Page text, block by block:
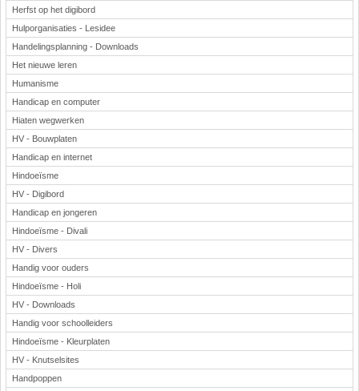
Herfst op het digibord
Hulporganisaties - Lesidee
Handelingsplanning - Downloads
Het nieuwe leren
Humanisme
Handicap en computer
Hiaten wegwerken
HV - Bouwplaten
Handicap en internet
Hindoeïsme
HV - Digibord
Handicap en jongeren
Hindoeïsme - Divali
HV - Divers
Handig voor ouders
Hindoeïsme - Holi
HV - Downloads
Handig voor schoolleiders
Hindoeïsme - Kleurplaten
HV - Knutselsites
Handpoppen